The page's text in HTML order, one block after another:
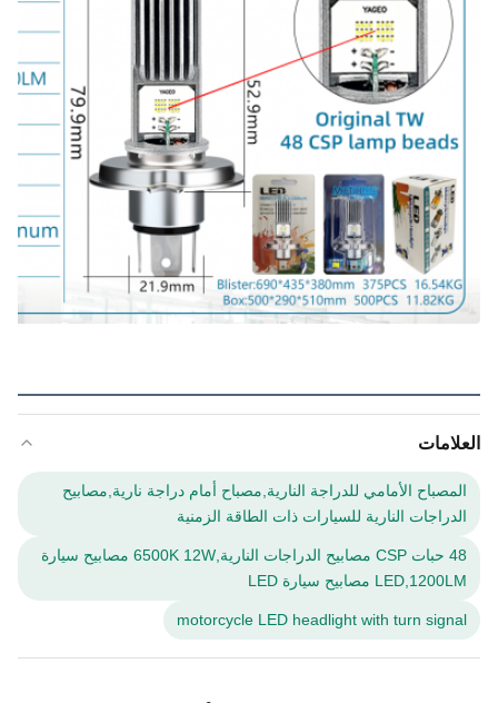
العلامات
المصباح الأمامي للدراجة النارية,مصباح أمام دراجة نارية,مصابيح
الدراجات النارية للسيارات ذات الطاقة الزمنية
48 حبات CSP مصابيح الدراجات النارية,6500K 12W مصابيح سيارة
LED,1200LM مصابيح سيارة LED
motorcycle LED headlight with turn signal